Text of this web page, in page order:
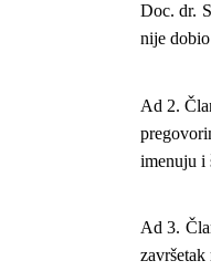
Doc. dr.
nije
Ad 2.
imenuju i
Ad 3.
završetak